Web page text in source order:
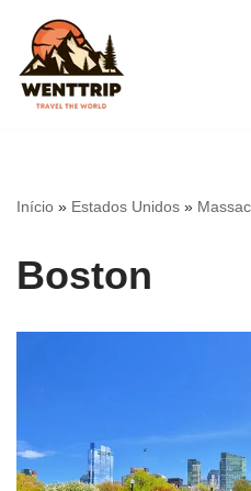
Pular
para
Início » Estados Unidos »
Boston